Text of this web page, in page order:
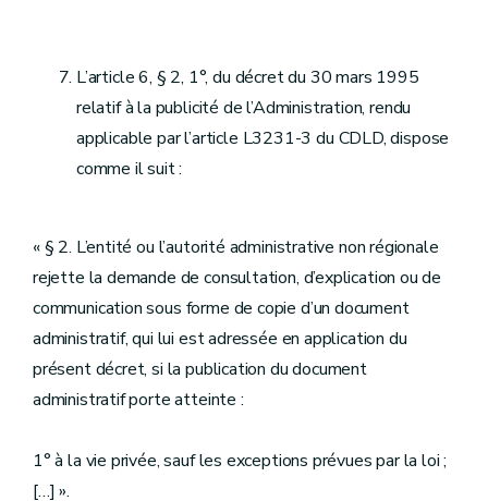
L’article 6, § 2, 1°, du décret du 30 mars 1995
relatif à la publicité de l’Administration, rendu
applicable par l’article L3231-3 du CDLD, dispose
comme il suit :
« § 2. L’entité ou l’autorité administrative non régionale
rejette la demande de consultation, d’explication ou de
communication sous forme de copie d’un document
administratif, qui lui est adressée en application du
présent décret, si la publication du document
administratif porte atteinte :
1° à la vie privée, sauf les exceptions prévues par la loi ;
[…] ».